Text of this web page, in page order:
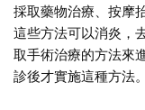
採取藥物治療、按摩
這些方法可以消炎，
取手術治療的方法來
診後才實施這種方法。